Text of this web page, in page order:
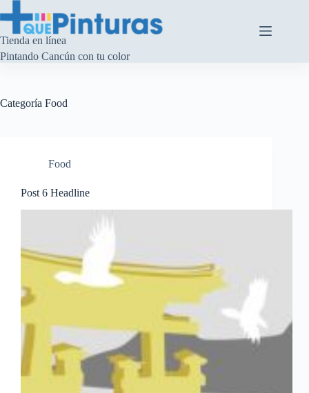
al
contenido
Tienda en línea
Pintando Cancún con tu color
Categoría Food
Food
Post 6 Headline